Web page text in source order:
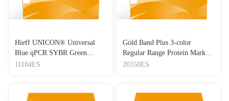
Hieff UNICON® Universal
Blue qPCR SYBR Green
Master Mix
11184ES
Gold Band Plus 3-color
Regular Range Protein Marker
(8-180 kDa) 三色预染蛋白质
20350ES